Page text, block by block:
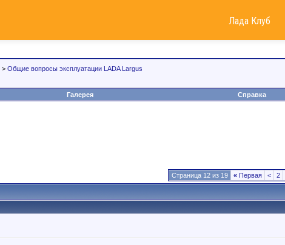
Лада Клуб
> Общие вопросы эксплуатации LADA Largus
Галерея Справка
Страница 12 из 19 « Первая < 2